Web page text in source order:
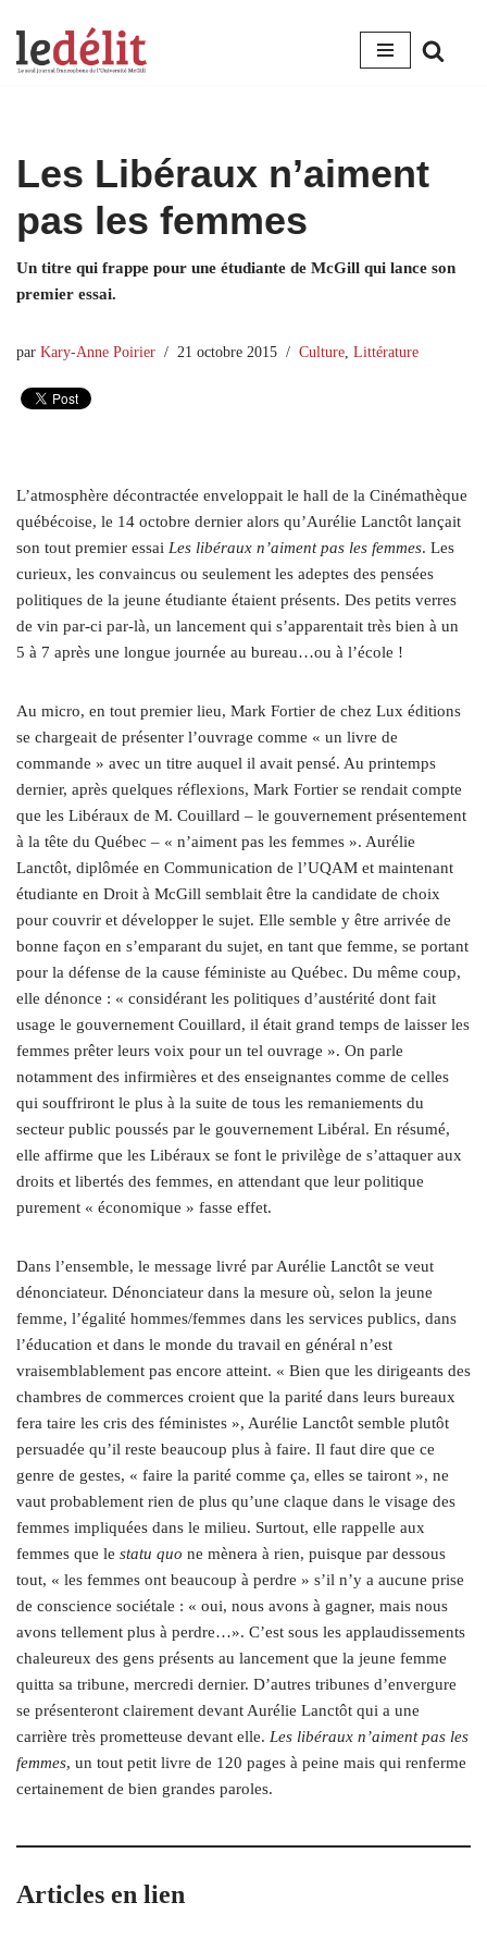
Aller
Les Libéraux n’aiment
pas les femmes
Un titre qui frappe pour une étudiante de McGill qui lance son
premier essai.
par Kary-Anne Poirier 21 octobre 2015 Culture Littérature
L’atmosphère décontractée enveloppait le hall de la Cinémathèque
québécoise, le 14 octobre dernier alors qu’Aurélie Lanctôt lançait
son tout premier essai Les libéraux n’aiment pas les femmes. Les
curieux, les convaincus ou seulement les adeptes des pensées
politiques de la jeune étudiante étaient présents. Des petits verres
de vin par-ci par-là, un lancement qui s’apparentait très bien à un
5 à 7 après une longue journée au bureau…ou à l’école !
Au micro, en tout premier lieu, Mark Fortier de chez Lux éditions
se chargeait de présenter l’ouvrage comme « un livre de
commande » avec un titre auquel il avait pensé. Au printemps
dernier, après quelques réflexions, Mark Fortier se rendait compte
que les Libéraux de M. Couillard – le gouvernement présentement
à la tête du Québec – « n’aiment pas les femmes ». Aurélie
Lanctôt, diplômée en Communication de l’UQAM et maintenant
étudiante en Droit à McGill semblait être la candidate de choix
pour couvrir et développer le sujet. Elle semble y être arrivée de
bonne façon en s’emparant du sujet, en tant que femme, se portant
pour la défense de la cause féministe au Québec. Du même coup,
elle dénonce : « considérant les politiques d’austérité dont fait
usage le gouvernement Couillard, il était grand temps de laisser les
femmes prêter leurs voix pour un tel ouvrage ». On parle
notamment des infirmières et des enseignantes comme de celles
qui souffriront le plus à la suite de tous les remaniements du
secteur public poussés par le gouvernement Libéral. En résumé,
elle affirme que les Libéraux se font le privilège de s’attaquer aux
droits et libertés des femmes, en attendant que leur politique
purement « économique » fasse effet.
Dans l’ensemble, le message livré par Aurélie Lanctôt se veut
dénonciateur. Dénonciateur dans la mesure où, selon la jeune
femme, l’égalité hommes/femmes dans les services publics, dans
l’éducation et dans le monde du travail en général n’est
vraisemblablement pas encore atteint. « Bien que les dirigeants des
chambres de commerces croient que la parité dans leurs bureaux
fera taire les cris des féministes », Aurélie Lanctôt semble plutôt
persuadée qu’il reste beaucoup plus à faire. Il faut dire que ce
genre de gestes, « faire la parité comme ça, elles se tairont », ne
vaut probablement rien de plus qu’une claque dans le visage des
femmes impliquées dans le milieu. Surtout, elle rappelle aux
femmes que le statu quo ne mènera à rien, puisque par dessous
tout, « les femmes ont beaucoup à perdre » s’il n’y a aucune prise
de conscience sociétale : « oui, nous avons à gagner, mais nous
avons tellement plus à perdre…». C’est sous les applaudissements
chaleureux des gens présents au lancement que la jeune femme
quitta sa tribune, mercredi dernier. D’autres tribunes d’envergure
se présenteront clairement devant Aurélie Lanctôt qui a une
carrière très prometteuse devant elle. Les libéraux n’aiment pas les
femmes, un tout petit livre de 120 pages à peine mais qui renferme
certainement de bien grandes paroles.
Articles en lien